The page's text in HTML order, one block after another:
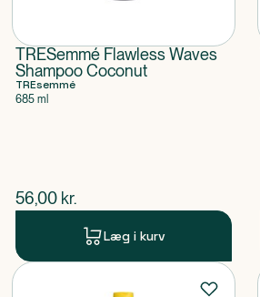
TRESemmé Flawless Waves
Shampoo Coconut
TREsemmé
685 ml
$nuværende pris
56,00 kr.
Læg i kurv